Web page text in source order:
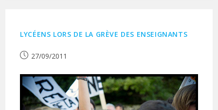
LYCÉENS LORS DE LA GRÈVE DES ENSEIGNANTS
Publication
27/09/2011